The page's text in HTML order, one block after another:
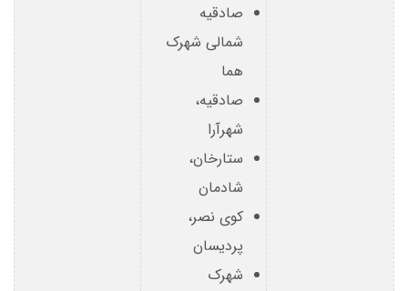
صادقیه
شمالی شهرک
هما
صادقیه،
شهرآرا
ستارخان،
شادمان
کوی نصر،
پردیسان
شهرک